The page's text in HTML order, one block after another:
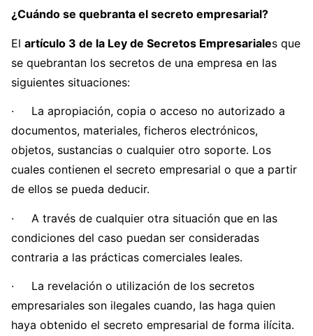
¿Cuándo se quebranta el secreto empresarial?
El artículo 3 de la Ley de Secretos Empresariales que
se quebrantan los secretos de una empresa en las
siguientes situaciones:
· La apropiación, copia o acceso no autorizado a
documentos, materiales, ficheros electrónicos,
objetos, sustancias o cualquier otro soporte. Los
cuales contienen el secreto empresarial o que a partir
de ellos se pueda deducir.
· A través de cualquier otra situación que en las
condiciones del caso puedan ser consideradas
contraria a las prácticas comerciales leales.
· La revelación o utilización de los secretos
empresariales son ilegales cuando, las haga quien
haya obtenido el secreto empresarial de forma ilícita.